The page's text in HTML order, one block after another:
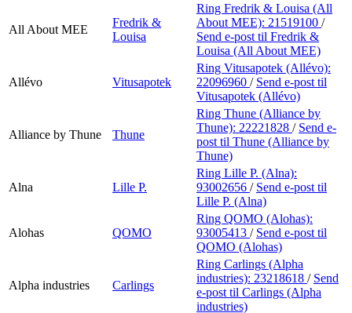
All About MEE
Fredrik &
Louisa
Ring Fredrik & Louisa (All
About MEE): 21519100 /
Send e-post til Fredrik &
Louisa (All About MEE)
Allévo Vitusapotek
Ring Vitusapotek (Allévo):
22096960 / Send e-post til
Vitusapotek (Allévo)
Alliance by Thune Thune
Ring Thune (Alliance by
Thune): 22221828 / Send e-
post til Thune (Alliance by
Thune)
Alna Lille P.
Ring Lille P. (Alna):
93002656 / Send e-post til
Lille P. (Alna)
Alohas QOMO
Ring QOMO (Alohas):
93005413 / Send e-post til
QOMO (Alohas)
Alpha industries Carlings
Ring Carlings (Alpha
industries): 23218618 / Send
e-post til Carlings (Alpha
industries)